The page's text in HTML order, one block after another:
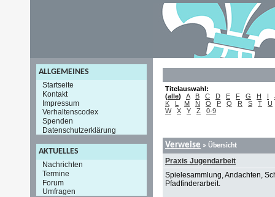
ALLGEMEINES
Startseite
Kontakt
Impressum
Verhaltenscodex
Spenden
Datenschutzerklärung
AKTUELLES
Nachrichten
Termine
Forum
Umfragen
Titelauswahl:
(alle) A B C D E F G H I
K
L M N O P Q R S T
U
W
X Y Z 0-9
Verweise » Übersicht
Praxis Jugendarbeit
Spielesammlung, Andachten,
Pfadfinderarbeit.